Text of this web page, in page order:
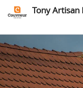
Tony Artisan